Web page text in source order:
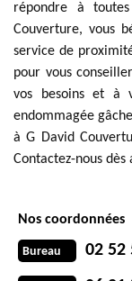
répondre à
Couverture, vous
service de
pour vous
vos besoins et à
endommagée
à G David
Contactez-nous
Nos coordonnées
Bureau 02 52